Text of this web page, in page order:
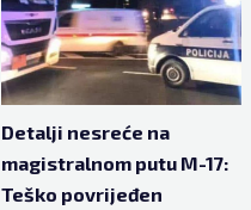
Detalji nesreće na
magistralnom putu M-17:
Teško povrijeđen